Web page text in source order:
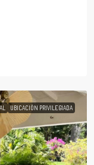
UBICACIÓN PRIVILEGIADA